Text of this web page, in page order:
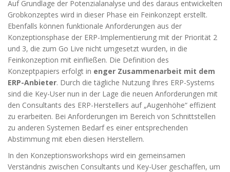
Auf Grundlage der Potenzialanalyse und des daraus entwickelten
Grobkonzeptes wird in dieser Phase ein Feinkonzept erstellt.
Ebenfalls können funktionale Anforderungen aus der
Konzeptionsphase der ERP-Implementierung mit der Priorität 2
und 3, die zum Go Live nicht umgesetzt wurden, in die
Feinkonzeption mit einfließen. Die Definition des
Konzeptpapiers erfolgt in enger Zusammenarbeit mit dem
ERP-Anbieter. Durch die tägliche Nutzung Ihres ERP-Systems
sind die Key-User nun in der Lage die neuen Anforderungen mit
den Consultants des ERP-Herstellers auf „Augenhöhe“ effizient
zu erarbeiten. Bei Anforderungen im Bereich von Schnittstellen
zu anderen Systemen Bedarf es einer entsprechenden
Abstimmung mit eben diesen Herstellern.
In den Konzeptionsworkshops wird ein gemeinsamen
Verständnis zwischen Consultants und Key-User geschaffen, um